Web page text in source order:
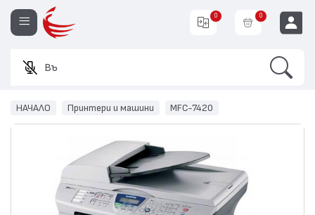
Въведет
0 0
НАЧАЛО Принтери и машини MFC-7420